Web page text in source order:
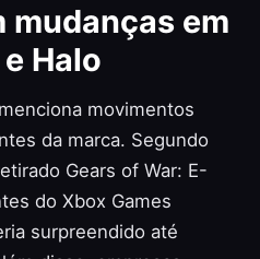
mudanças em
Halo
movimentos
da marca. Segundo
Gears of War: E-
do Xbox Games
surpreendido até